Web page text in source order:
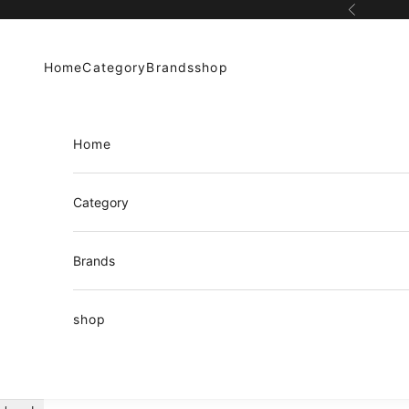
前へ
HomeCategoryBrandsshop
Home
Category
Brands
shop